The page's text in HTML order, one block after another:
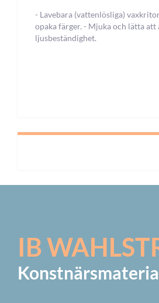
- Lavebara (vattenlösliga)
opaka färger. - Mjuka och lätta
ljusbeständighet.
IB